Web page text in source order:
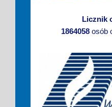
Licznik
1864058osób